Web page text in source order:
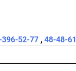
52-77 , 48-48-61